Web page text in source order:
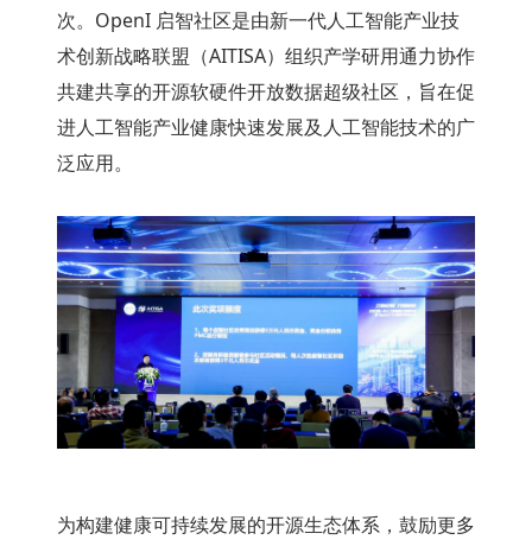
次。OpenI 启智社区是由新一代人工智能产业技
术创新战略联盟（AITISA）组织产学研用通力协作
共建共享的开源软硬件开放数据超级社区，旨在促
进人工智能产业健康快速发展及人工智能技术的广
泛应用。
为构建健康可持续发展的开源生态体系，鼓励更多